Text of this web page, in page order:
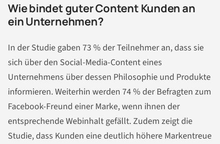
Wie bindet guter Content Kunden an
ein Unternehmen?
In der Studie gaben 73 % der Teilnehmer an, dass sie
sich über den Social-Media-Content eines
Unternehmens über dessen Philosophie und Produkte
informieren. Weiterhin werden 74 % der Befragten zum
Facebook-Freund einer Marke, wenn ihnen der
entsprechende Webinhalt gefällt. Zudem zeigt die
Studie, dass Kunden eine deutlich höhere Markentreue